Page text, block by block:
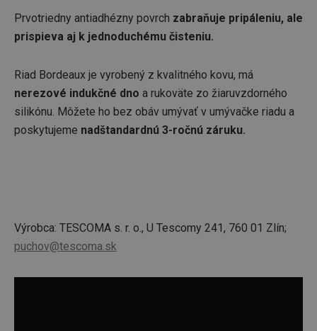
Prvotriedny antiadhézny povrch zabraňuje pripáleniu, ale
prispieva aj k jednoduchému čisteniu.
Riad Bordeaux je vyrobený z kvalitného kovu, má
nerezové indukčné dno a rukoväte zo žiaruvzdorného
silikónu. Môžete ho bez obáv umývať v umývačke riadu a
poskytujeme nadštandardnú 3-ročnú záruku.
Výrobca: TESCOMA s. r. o., U Tescomy 241, 760 01 Zlín;
puchov@tescoma.sk